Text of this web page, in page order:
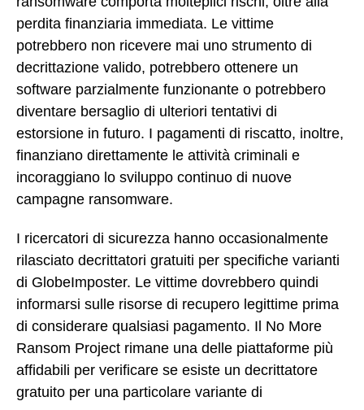
perdita finanziaria immediata. Le vittime
potrebbero non ricevere mai uno strumento di
decrittazione valido, potrebbero ottenere un
software parzialmente funzionante o potrebbero
diventare bersaglio di ulteriori tentativi di
estorsione in futuro. I pagamenti di riscatto, inoltre,
finanziano direttamente le attività criminali e
incoraggiano lo sviluppo continuo di nuove
campagne ransomware.
I ricercatori di sicurezza hanno occasionalmente
rilasciato decrittatori gratuiti per specifiche varianti
di GlobeImposter. Le vittime dovrebbero quindi
informarsi sulle risorse di recupero legittime prima
di considerare qualsiasi pagamento. Il No More
Ransom Project rimane una delle piattaforme più
affidabili per verificare se esiste un decrittatore
gratuito per una particolare variante di